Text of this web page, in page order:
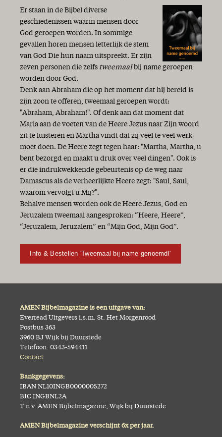
Er staan in de Bijbel diverse
geschiedenissen waarin mensen door
God geroepen worden. In sommige
gevallen horen mensen letterlijk de stem
van God Die hun naam uitspreekt. Er zijn
zeven personen die zelfs tweemaal bij name geroepen
worden door God.
Denk aan Abraham die op het moment dat hij bereid is
zijn zoon te offeren, tweemaal geroepen wordt:
"Abraham, Abraham!". Of denk aan dat moment dat
Maria aan de voeten van de Heere Jezus naar Zijn woord
zit te luisteren en Martha vindt dat zij veel te veel werk
moet doen. De Heere zegt tegen haar: "Martha, Martha, u
bent bezorgd en maakt u druk over veel dingen". Ook is
er die indrukwekkende gebeurtenis op de weg naar
Damascus als de verheerlijkte Heere zegt: "Saul, Saul,
waarom vervolgt u Mij?".
Behalve mensen worden ook de Heere Jezus, God en
Jeruzalem tweemaal aangesproken: “Heere, Heere”,
“Jeruzalem, Jeruzalem” en “Mijn God, Mijn God”.
Info & Bestellen 'Tweemaal bij name genoemdl'
AMEN Bijbelmagazine is een uitgave van:
Everread Uitgevers i.s.m. St. Het Morgenrood
Postbus 363
3960 BJ Wijk bij Duurstede
Telefoon: 0343-594411
Contact
Bankgegevens:
IBAN NL10INGB0000005272
BIC INGBNL2A
T.n.v. AMEN Bijbelmagazine, Wijk bij Duurstede
AMEN Bijbelmagazine verschijnt 6x per jaar.